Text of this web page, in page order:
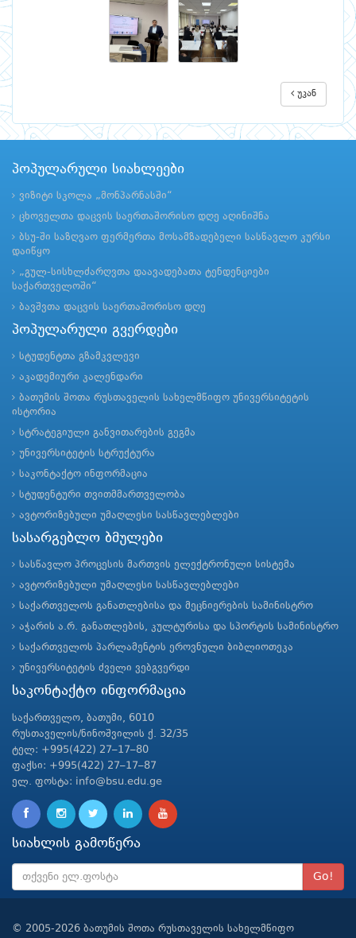
უკან
პოპულარული სიახლეები
ვიზიტი სკოლა „მონპარნასში“
ცხოველთა დაცვის საერთაშორისო დღე აღინიშნა
ბსუ-ში საზღვაო ფერმერთა მოსამზადებელი სასწავლო კურსი
დაიწყო
„გულ-სისხლძარღვთა დაავადებათა ტენდენციები
საქართველოში“
ბავშვთა დაცვის საერთაშორისო დღე
პოპულარული გვერდები
სტუდენტთა გზამკვლევი
აკადემიური კალენდარი
ბათუმის შოთა რუსთაველის სახელმწიფო უნივერსიტეტის
ისტორია
სტრატეგიული განვითარების გეგმა
უნივერსიტეტის სტრუქტურა
საკონტაქტო ინფორმაცია
სტუდენტური თვითმმართველობა
ავტორიზებული უმაღლესი სასწავლებლები
სასარგებლო ბმულები
სასწავლო პროცესის მართვის ელექტრონული სისტემა
ავტორიზებული უმაღლესი სასწავლებლები
საქართველოს განათლებისა და მეცნიერების სამინისტრო
აჭარის ა.რ. განათლების, კულტურისა და სპორტის სამინისტრო
საქართველოს პარლამენტის ეროვნული ბიბლიოთეკა
უნივერსიტეტის ძველი ვებგვერდი
საკონტაქტო ინფორმაცია
საქართველო, ბათუმი, 6010
რუსთაველის/ნინოშვილის ქ. 32/35
ტელ: +995(422) 27–17–80
ფაქსი: +995(422) 27–17–87
ელ. ფოსტა: info@bsu.edu.ge
სიახლის გამოწერა
Go!
© 2005-2026 ბათუმის შოთა რუსთაველის სახელმწიფო